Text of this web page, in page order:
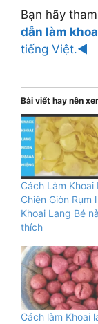
Bạn hãy
dẫn làm
tiếng Việt.◄
Bài viết hay nên
Cách Làm Khoai
Chiên Giòn Rụm
Khoai Lang Bé
thích
Cách làm Khoai